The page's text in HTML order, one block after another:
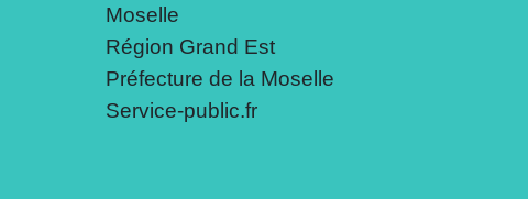
Moselle
Région Grand Est
Préfecture de la Moselle
Service-public.fr